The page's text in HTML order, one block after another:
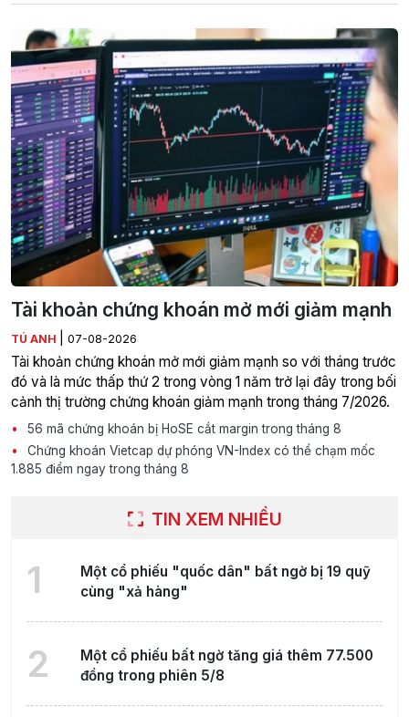
Tài khoản chứng khoán mở mới giảm mạnh
TÚ ANH 07-08-2026
Tài khoản chứng khoán mở mới giảm mạnh so với tháng trước
đó và là mức thấp thứ 2 trong vòng 1 năm trở lại đây trong bối
cảnh thị trường chứng khoán giảm mạnh trong tháng 7/2026.
56 mã chứng khoán bị HoSE cắt margin trong tháng 8
Chứng khoán Vietcap dự phóng VN-Index có thể chạm mốc
1.885 điểm ngay trong tháng 8
TIN XEM NHIỀU
1
Một cổ phiếu "quốc dân" bất ngờ bị 19 quỹ
cùng "xả hàng"
2
Một cổ phiếu bất ngờ tăng giá thêm 77.500
đồng trong phiên 5/8